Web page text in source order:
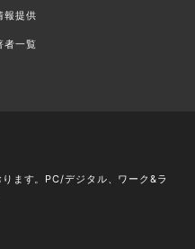
報提供
者一覧
ます。PC/デジタル、ワーク&ラ